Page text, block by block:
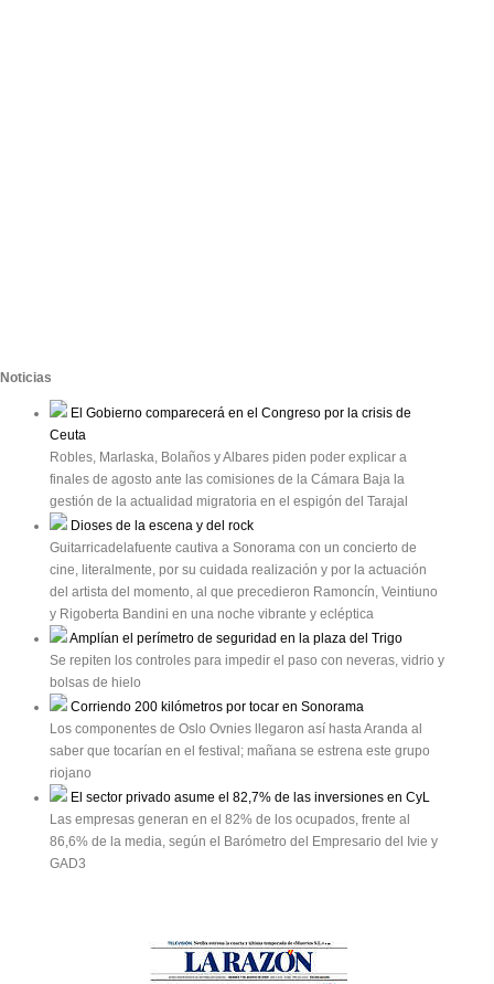
Noticias
El Gobierno comparecerá en el Congreso por la crisis de
Ceuta
Robles, Marlaska, Bolaños y Albares piden poder explicar a
finales de agosto ante las comisiones de la Cámara Baja la
gestión de la actualidad migratoria en el espigón del Tarajal
Dioses de la escena y del rock
Guitarricadelafuente cautiva a Sonorama con un concierto de
cine, literalmente, por su cuidada realización y por la actuación
del artista del momento, al que precedieron Ramoncín, Veintiuno
y Rigoberta Bandini en una noche vibrante y ecléptica
Amplían el perímetro de seguridad en la plaza del Trigo
Se repiten los controles para impedir el paso con neveras, vidrio y
bolsas de hielo
Corriendo 200 kilómetros por tocar en Sonorama
Los componentes de Oslo Ovnies llegaron así hasta Aranda al
saber que tocarían en el festival; mañana se estrena este grupo
riojano
El sector privado asume el 82,7% de las inversiones en CyL
Las empresas generan en el 82% de los ocupados, frente al
86,6% de la media, según el Barómetro del Empresario del Ivie y
GAD3